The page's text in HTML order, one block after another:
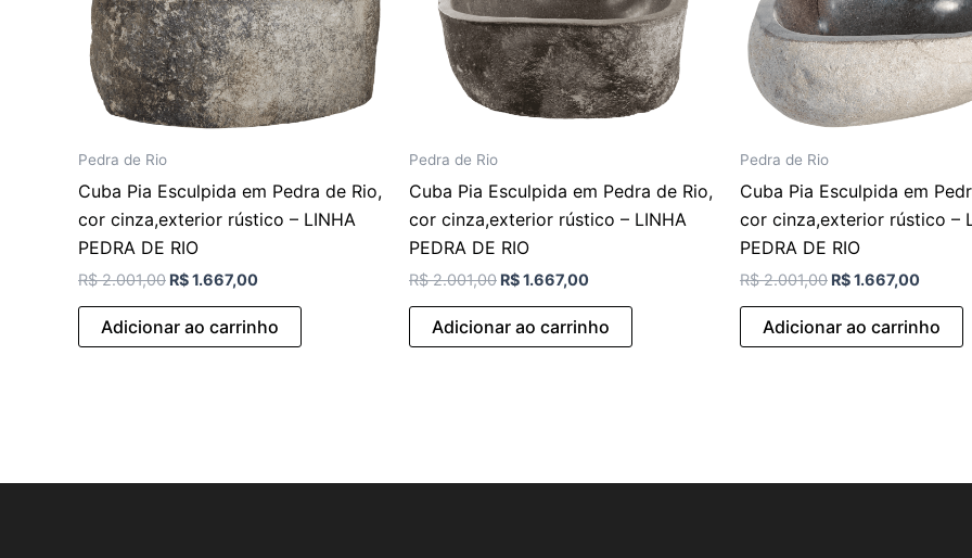
Pedra de Rio
Cuba Pia Esculpida em Pedra de Rio,
cor cinza,exterior rústico – LINHA
PEDRA DE RIO
R$2.001,00 R$1.667,00
Adicionar ao carrinho
Pedra de Rio
Cuba Pia Esculpida em Pedra de Rio,
cor cinza,exterior rústico – LINHA
PEDRA DE RIO
R$2.001,00 R$1.667,00
Adicionar ao carrinho
Pedra de Rio
Cuba Pia Esculpida em
cor cinza,exterior rústico –
PEDRA DE RIO
R$2.001,00 R$1.667,00
Adicionar ao carrinho